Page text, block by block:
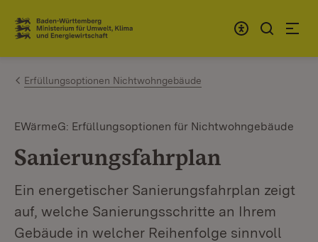
Zum Inhalt springen
Link zur Startseite
Erfüllungsoptionen Nichtwohngebäude
EWärmeG: Erfüllungsoptionen für Nichtwohngebäude
Sanierungsfahrplan
Ein energetischer Sanierungsfahrplan zeigt
auf, welche Sanierungsschritte an Ihrem
Gebäude in welcher Reihenfolge sinnvoll